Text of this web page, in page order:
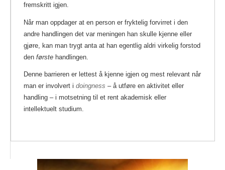
fremskritt igjen.
Når man oppdager at en person er fryktelig forvirret i den
andre handlingen det var meningen han skulle kjenne eller
gjøre, kan man trygt anta at han egentlig aldri virkelig forstod
den første handlingen.
Denne barrieren er lettest å kjenne igjen og mest relevant når
man er involvert i doingness – å utføre en aktivitet eller
handling – i motsetning til et rent akademisk eller
intellektuelt studium.